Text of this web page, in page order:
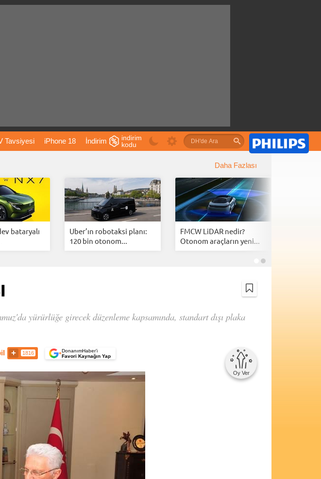
Tavsiyesi iPhone 18 İndirim
Dizi Önerileri Telefon Önerileri
Mü
indirim
kodu
Daha Fazlası
bataryalı
Uber’ın robotaksi planı:
120 bin otonom...
FMCW LiDAR nedir?
Otonom araçların yeni...
yürürlüğe girecek düzenleme kapsamında, standart dışı plaka
1816 +DonanımHaber’i
Favori Kaynağın Yap
Oy Ver